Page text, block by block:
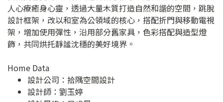
人心療癒身心靈，透過大量木質打造自然和諧的空間，跳脫
設計框架，改以和室為公領域的核心，搭配折門與移動電視
架，增加使用彈性，沿用部分舊家具，色彩搭配與造型燈
飾，共同烘托靜謐沈穩的美好境界。
Home Data
設計公司： 拾隅空間設計
設計師：劉玉婷